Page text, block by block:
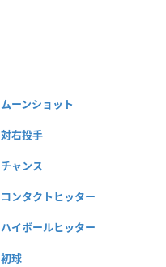
ムーンショット
対右投手
チャンス
コンタクトヒッター
ハイボールヒッター
初球